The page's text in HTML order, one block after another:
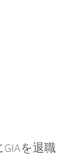
を退職